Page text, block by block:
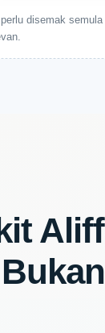
disemak
Aliff